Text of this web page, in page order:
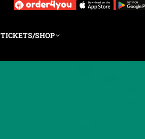
TICKETS/SHOP